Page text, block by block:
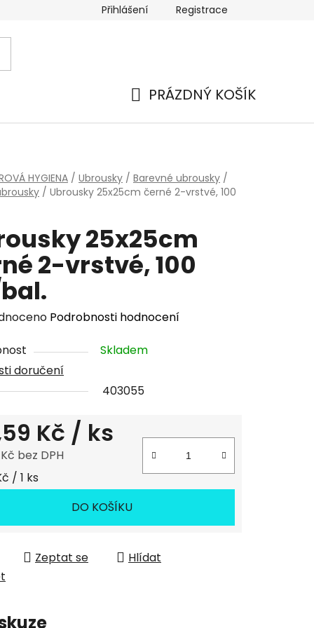
Náhradní plnění Moje objednávka
Přihlášení Registrace
PRÁZDNÝ KOŠÍK
HYGIENA / Ubrousky / Barevné ubrousky /
/ Ubrousky 25x25cm černé 2-vrstvé, 100
25x25cm
2-vrstvé, 100
Podrobnosti hodnocení
Skladem
doručení
403055
Kč / ks
bez DPH
cena:
/ 1 ks
DO KOŠÍKU
Zeptat se
Hlídat